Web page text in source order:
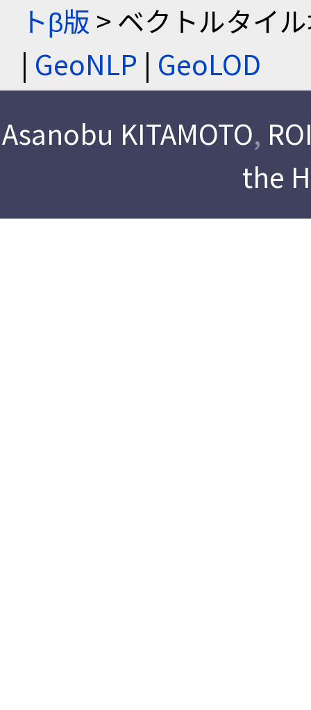
トβ版 > ベクトルタイ
| GeoNLP | GeoLOD
Asanobu KITAMOTO,
the